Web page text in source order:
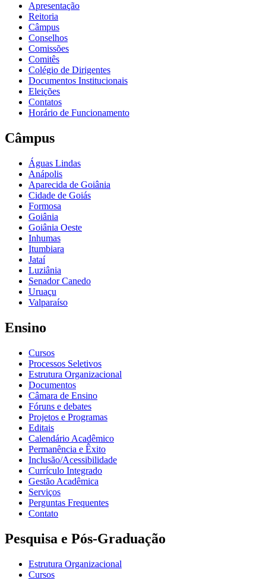
Apresentação
Reitoria
Câmpus
Conselhos
Comissões
Comitês
Colégio de Dirigentes
Documentos Institucionais
Eleições
Contatos
Horário de Funcionamento
Câmpus
Águas Lindas
Anápolis
Aparecida de Goiânia
Cidade de Goiás
Formosa
Goiânia
Goiânia Oeste
Inhumas
Itumbiara
Jataí
Luziânia
Senador Canedo
Uruaçu
Valparaíso
Ensino
Cursos
Processos Seletivos
Estrutura Organizacional
Documentos
Câmara de Ensino
Fóruns e debates
Projetos e Programas
Editais
Calendário Acadêmico
Permanência e Êxito
Inclusão/Acessibilidade
Currículo Integrado
Gestão Acadêmica
Serviços
Perguntas Frequentes
Contato
Pesquisa e Pós-Graduação
Estrutura Organizacional
Cursos